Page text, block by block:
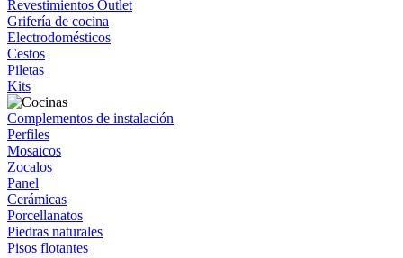
Revestimientos Outlet
Grifería de cocina
Electrodomésticos
Cestos
Piletas
Kits
Complementos de instalación
Perfiles
Mosaicos
Zocalos
Panel
Cerámicas
Porcellanatos
Piedras naturales
Pisos flotantes